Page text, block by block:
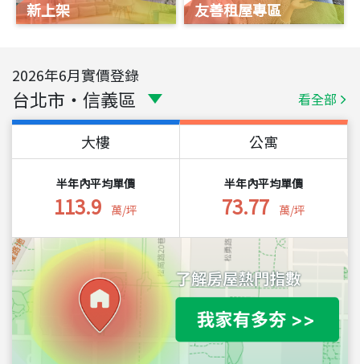
新上架 友善租屋專區
2026年6月實價登錄
台北市 ・ 信義區 看全部
大樓
半年內平均單價
113.9 萬/坪
公寓
半年內平均單價
73.77 萬/坪